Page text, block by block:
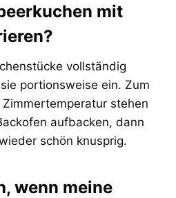
mit
vollständig
portionsweise ein. Zum
stehen
aufbacken, dann
schön knusprig.
wenn meine